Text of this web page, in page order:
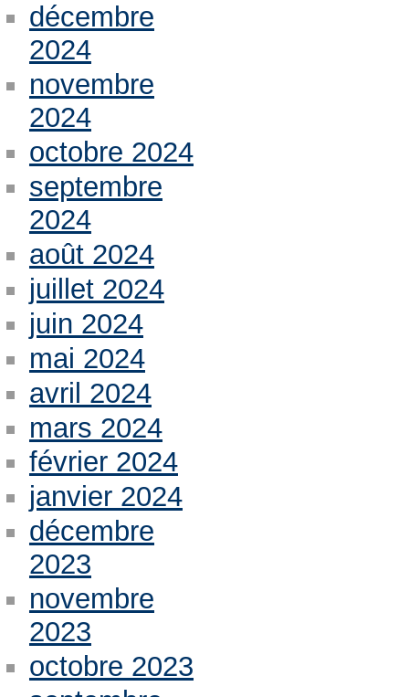
décembre
2024
novembre
2024
octobre 2024
septembre
2024
août 2024
juillet 2024
juin 2024
mai 2024
avril 2024
mars 2024
février 2024
janvier 2024
décembre
2023
novembre
2023
octobre 2023